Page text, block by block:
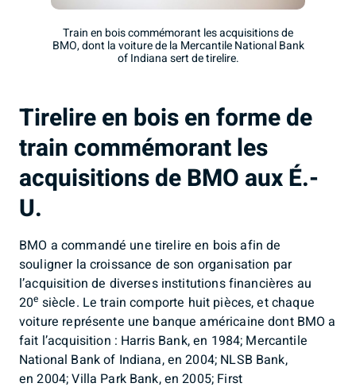
Train en bois commémorant les acquisitions de
BMO, dont la voiture de la Mercantile National Bank
of Indiana sert de tirelire.
Tirelire en bois en forme de
train commémorant les
acquisitions de BMO aux É.-
U.
BMO a commandé une tirelire en bois afin de
souligner la croissance de son organisation par
l’acquisition de diverses institutions financières au
20e siècle. Le train comporte huit pièces, et chaque
voiture représente une banque américaine dont BMO a
fait l’acquisition : Harris Bank, en 1984; Mercantile
National Bank of Indiana, en 2004; NLSB Bank,
en 2004; Villa Park Bank, en 2005; First